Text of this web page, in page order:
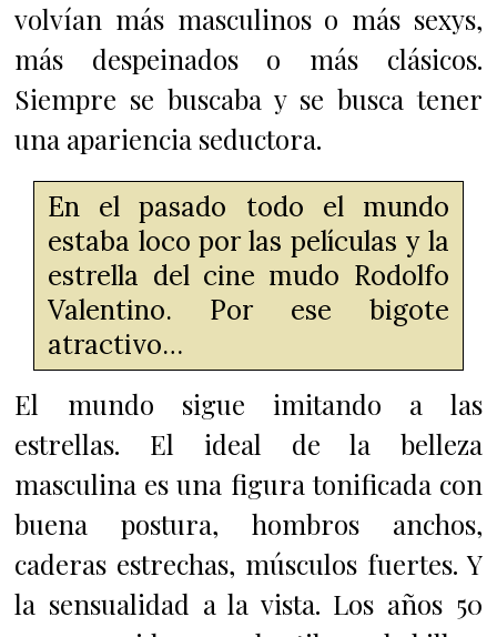
volvían más masculinos o más sexys,
más despeinados o más clásicos.
Siempre se buscaba y se busca tener
una apariencia seductora.
En el pasado todo el mundo
estaba loco por las películas y la
estrella del cine mudo Rodolfo
Valentino. Por ese bigote
atractivo…
El mundo sigue imitando a las
estrellas. El ideal de la belleza
masculina es una figura tonificada con
buena postura, hombros anchos,
caderas estrechas, músculos fuertes. Y
la sensualidad a la vista. Los años 50